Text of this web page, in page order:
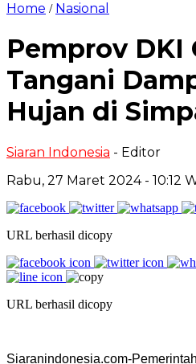
Home / Nasional
Pemprov DKI
Tangani
Hujan di
Siaran Indonesia - Editor
Rabu, 27 Maret 2024 - 10:12
URL berhasil dicopy
URL berhasil dicopy
Siaranindonesia.com-